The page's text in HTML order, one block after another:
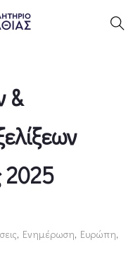
&
2025
, Ενημέρωση, Ευρώπη,